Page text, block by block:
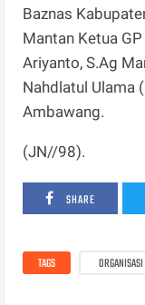
Baznas
Mantan Ketua
Ariyanto, S.Ag
Nahdlatul Ulama
Ambawang.
(JN//98).
SHARE
TAGS ORGANISASI